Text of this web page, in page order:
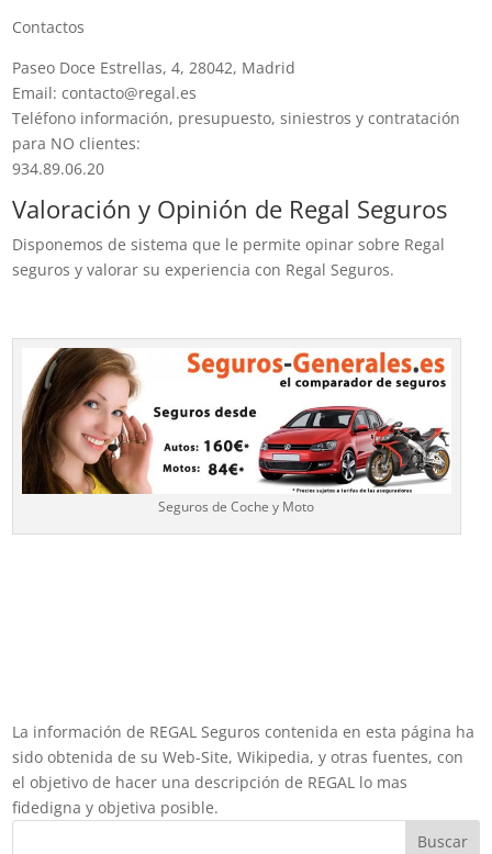
Contactos
Paseo Doce Estrellas, 4, 28042, Madrid
Email: contacto@regal.es
Teléfono información, presupuesto, siniestros y contratación
para NO clientes:
934.89.06.20
Valoración y Opinión de Regal Seguros
Disponemos de sistema que le permite opinar sobre Regal
seguros y valorar su experiencia con Regal Seguros.
Seguros de Coche y Moto
La información de REGAL Seguros contenida en esta página ha
sido obtenida de su Web-Site, Wikipedia, y otras fuentes, con
el objetivo de hacer una descripción de REGAL lo mas
fidedigna y objetiva posible.
Buscar